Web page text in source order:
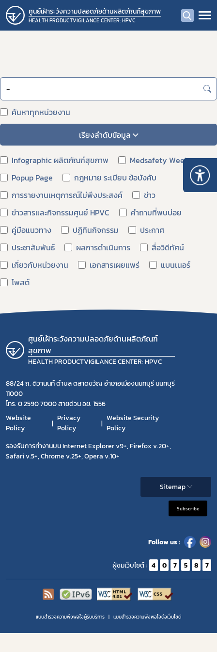
ศูนย์เฝ้าระวังความปลอดภัยด้านผลิตภัณฑ์สุขภาพ
HEALTH PRODUCTVIGILANCE CENTER: HPVC
ค้นหาทุกหน่วยงาน
เรียงลำดับข้อมูล
Infographic ผลิตภัณฑ์สุขภาพ
Medsafety Week
Popup Page
กฎหมาย ระเบียบ ข้อบังคับ
การรายงานเหตุการณ์ไม่พึงประสงค์
ข่าว
ข่าวสารและกิจกรรมศูนย์ HPVC
คำถามที่พบบ่อย
คู่มือแนวทาง
ปฏิทินกิจกรรม
ประกาศ
ประชาสัมพันธ์
ผลการดำเนินการ
สื่อวิดีทัศน์
เกี่ยวกับหน่วยงาน
เอกสารเผยแพร่
แบนเนอร์
โพสต์
ศูนย์เฝ้าระวังความปลอดภัยด้านผลิตภัณฑ์
สุขภาพ
HEALTH PRODUCTVIGILANCE CENTER: HPVC
88/24 ถ. ติวานนท์ ตำบล ตลาดขวัญ อำเภอเมืองนนทบุรี นนทบุรี
11000
โทร. 0 2590 7000 สายด่วน อย. 1556
Website
Policy
Privacy
Policy
Website Security
Policy
รองรับการทำงานบน Internet Explorer v9+, Firefox v.20+,
Safari v.5+, Chrome v.25+, Opera v.10+
Sitemap
Subscribe
Follow us :
ผู้ชมเว็บไซต์ : 4 0 7 5 8 7
แบบสำรวจความพึงพอใจผู้รับบริการ แบบสำรวจความพีงพอใจต่อเว็บไซต์
Subscribe